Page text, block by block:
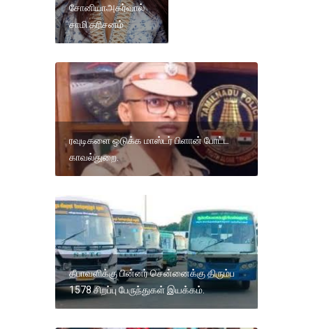
சோனியாஅகர்வால்
சாமி தரிசனம்
ரவுடிகளை ஒடுக்க மாஸ்டர் பிளான் போட்ட
காவல்துறை.
தீபாவளிக்கு பின்னர் சென்னைக்கு திரும்ப
1578 சிறப்பு பேருந்துகள் இயக்கம்.